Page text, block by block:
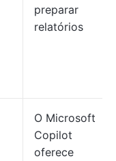
preparar
relatórios
O Microsoft
Copilot
oferece